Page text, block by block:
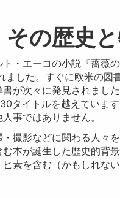
の歴史
・エーコの小説『薔薇
した。すぐに欧米の図
が次々に発見されまし
タイトルを越えていま
事ではありません。
撮影などに関わる人々
本が誕生した歴史的背
素を含む（かもしれな